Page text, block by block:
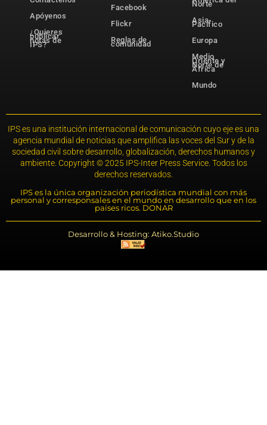
Apóyenos
¿Quieres
publicar
notas de
IPS?
Facebook
Flickr
Reglas de
comunidad
Norte
Asia-
Pacífico
Europa
Medio
Oriente y
Norte de
África
Mundo
IPS es una institución internacional de comunicación cuyo eje es una
agencia mundial de noticias que amplifica las voces del Sur y de la
sociedad civil sobre desarrollo, globalización, derechos humanos y
ambiente. Copyright © 2025 IPS-Inter Press Service. Todos los
derechos reservados.
IPS es la única organización periodística mundial con más
personal y corresponsales en el mundo en desarrollo que en los
países ricos. DONAR
Desarrollo & Hosting: Atiko.Studio